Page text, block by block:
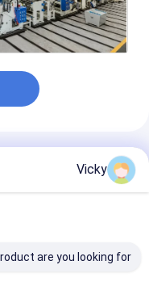
المنتجات الموصى بها
Vicky
are you looking for?